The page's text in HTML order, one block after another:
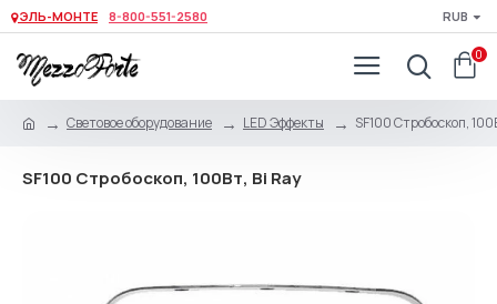
ЭЛЬ-МОНТЕ 8-800-551-2580 RUB
0
Световое оборудование LED Эффекты SF100 Стробоскоп,
SF100 Стробоскоп, 100Вт, Bi Ray